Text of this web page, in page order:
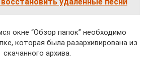
окне “Обзор папок” необходимо
которая была разархивирована из
скачанного архива.